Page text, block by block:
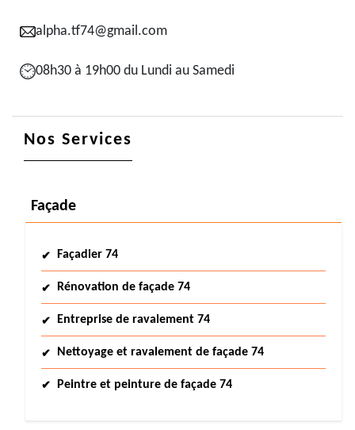
alpha.tf74@gmail.com
08h30 à 19h00 du Lundi au Samedi
Nos Services
Façade
Façadier 74
Rénovation de façade 74
Entreprise de ravalement 74
Nettoyage et ravalement de façade 74
Peintre et peinture de façade 74